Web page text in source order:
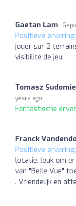
Gaetan Lam
Positieve ervaring:
jouer sur 2
visibilité de jeu.
Tomasz
years ago
Fantastische
Franck
Positieve ervaring:
locatie, leuk om
van "Belle Vue"
. Vriendelijk en